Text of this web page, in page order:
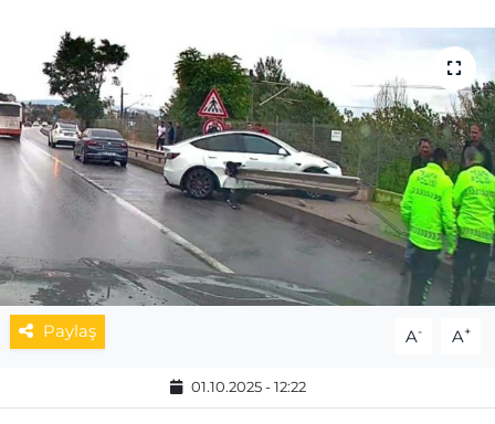
Paylaş A- A+
01.10.2025 - 12:22
SPOR
MAGAZİN
ESKİŞEHİRSPOR